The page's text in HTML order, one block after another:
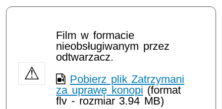
Opis filmu: CBŚ, narkotyki, konopie
Film w formacie
nieobsługiwanym przez
odtwarzacz.
Pobierz plik Zatrzymani
za uprawę konopi (format
flv - rozmiar 3.94 MB)